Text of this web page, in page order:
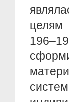
целям